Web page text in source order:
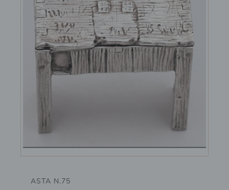
ASTA N.75